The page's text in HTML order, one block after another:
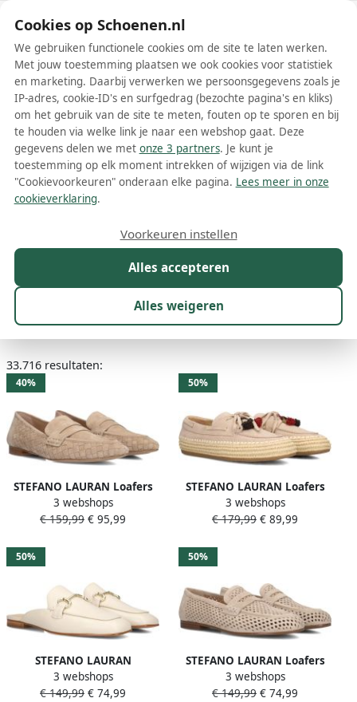
Schoenen.nl
Wis filters Alle filters
Beige damesschoenen
Op zoek naar de perfecte beige damesschoenen? Dan ben je hier
aan het juiste adres! Beige schoenen zijn niet alleen stijlvol, maar
geven net dat extra vleugje elegantie. In onze vergelijkingswebsite
voor schoenen helpen we je graag bij het vinden van jouw favoriete
paar beige schoenen. Kijk snel verder en ontdek de verschillende
modellen die we voor je op een rijtje hebben gezet.
Bandschoenen Boots Enkellaarsjes
Maat Merk Model Kleur 1 Prijs
33.716 resultaten:
40%
STEFANO LAURAN Loafers
Dames St2656 Maat: 39
Materiaal: Suède Kleur:
3 webshops
€ 159,99 € 95,99
50%
STEFANO LAURAN Loafers
Dames St2066 Maat: 36
Materiaal: Suède Kleur:
3 webshops
€ 179,99 € 89,99
50%
STEFANO LAURAN
Instappers Dames 4015
Maat: 39 Materiaal: Leer
3 webshops
€ 149,99 € 74,99
50%
STEFANO LAURAN Loafers
Dames P2570 Maat: 39
Materiaal: Suède Kleur:
3 webshops
€ 149,99 € 74,99
Cookies op Schoenen.nl
We gebruiken functionele cookies om de site te laten werken.
Met jouw toestemming plaatsen we ook cookies voor statistiek
en marketing. Daarbij verwerken we persoonsgegevens zoals je
IP-adres, cookie-ID's en surfgedrag (bezochte pagina's en kliks)
om het gebruik van de site te meten, fouten op te sporen en bij
te houden via welke link je naar een webshop gaat. Deze
gegevens delen we met onze 3 partners. Je kunt je
toestemming op elk moment intrekken of wijzigen via de link
"Cookievoorkeuren" onderaan elke pagina. Lees meer in onze
cookieverklaring.
Alles accepteren
Alles weigeren
Voorkeuren instellen